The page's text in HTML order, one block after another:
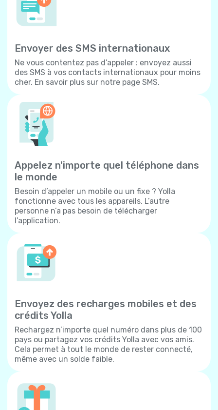
Envoyer des SMS internationaux
Ne vous contentez pas d’appeler : envoyez aussi
des SMS à vos contacts internationaux pour moins
cher. En savoir plus sur notre page SMS.
Appelez n'importe quel téléphone dans
le monde
Besoin d’appeler un mobile ou un fixe ? Yolla
fonctionne avec tous les appareils. L’autre
personne n’a pas besoin de télécharger
l’application.
Envoyez des recharges mobiles et des
crédits Yolla
Rechargez n’importe quel numéro dans plus de 100
pays ou partagez vos crédits Yolla avec vos amis.
Cela permet à tout le monde de rester connecté,
même avec un solde faible.